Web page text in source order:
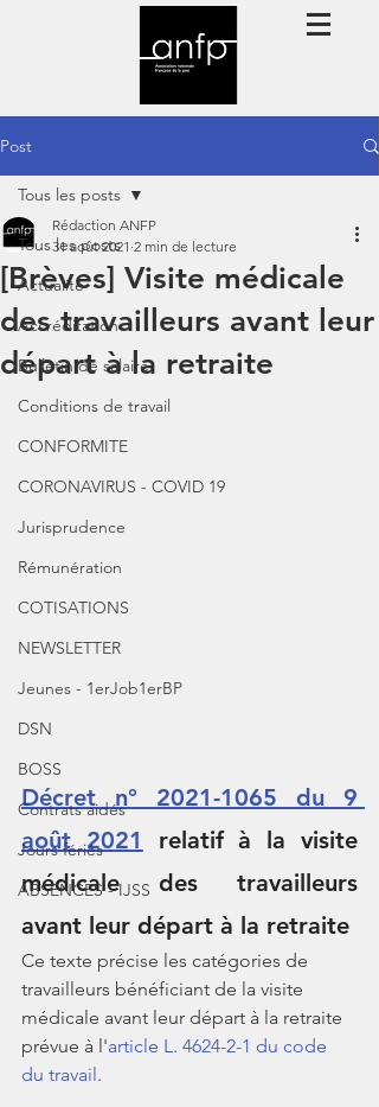
Post
Tous les posts
Actualité
Accréditation
Bulletin de salaire
Conditions de travail
CONFORMITE
CORONAVIRUS - COVID 19
Jurisprudence
Rémunération
COTISATIONS
NEWSLETTER
Jeunes - 1erJob1erBP
DSN
BOSS
Contrats aidés
Jours fériés
ABSENCES - IJSS
Tous les posts
[Brèves] Visite médicale
des travailleurs avant leur
départ à la retraite
Rédaction ANFP
31 août 2021 2 min de lecture
Décret n° 2021-1065 du 9
août 2021
relatif à la visite
médicale des travailleurs
avant leur départ à la retraite
Ce texte précise les catégories de
travailleurs bénéficiant de la visite
médicale avant leur départ à la retraite
prévue à l'article L. 4624-2-1 du code
du travail.